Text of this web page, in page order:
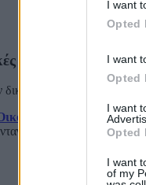
I want
Opted
I want
Opted
I want
Opted
I want
of my
γνώσεις
δικό του πυρήνα γνώσεων.
Επιστήμες
επαγγελματικό